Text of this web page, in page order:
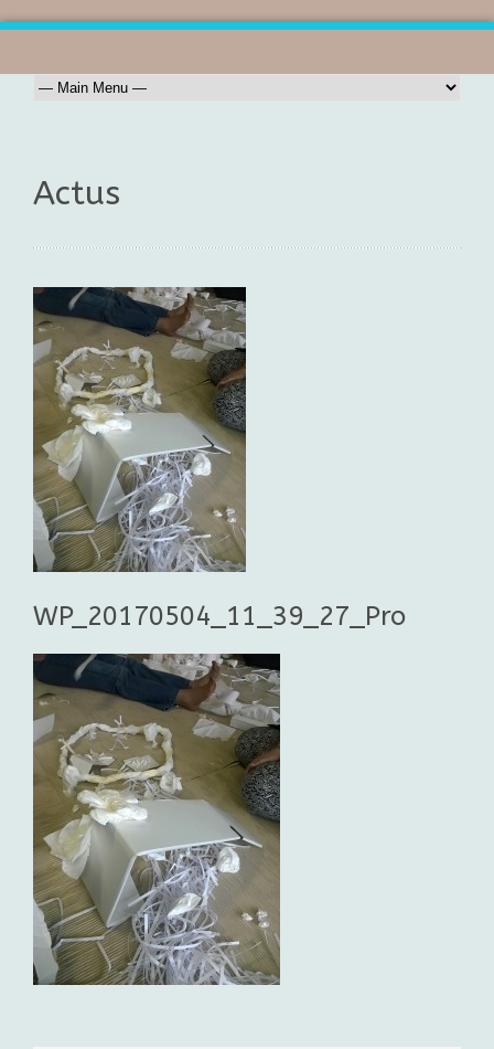
Actus
WP_20170504_11_39_27_Pro